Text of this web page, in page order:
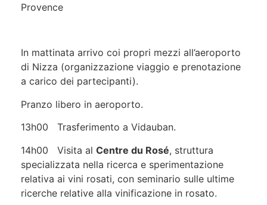
Provence
In mattinata arrivo coi propri mezzi all’aeroporto
di Nizza (organizzazione viaggio e prenotazione
a carico dei partecipanti).
Pranzo libero in aeroporto.
13h00 Trasferimento a Vidauban.
14h00 Visita al Centre du Rosé, struttura
specializzata nella ricerca e sperimentazione
relativa ai vini rosati, con seminario sulle ultime
ricerche relative alla vinificazione in rosato.